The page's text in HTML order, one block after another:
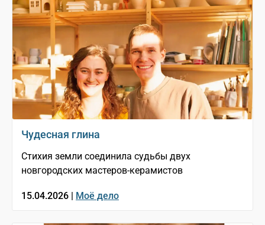
Чудесная глина
Стихия земли соединила судьбы двух
новгородских мастеров-керамистов
15.04.2026 | Моё дело